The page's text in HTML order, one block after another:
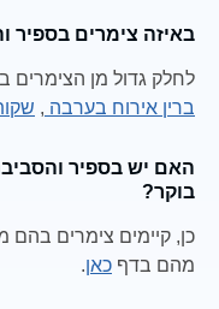
באיזה צימרים בספיר
לחלק גדול מן הצימרים
ברין אירוח בערבה ,
האם יש בספיר
בוקר?
כן, קיימים צימרים בהם
מהם בדף כאן.